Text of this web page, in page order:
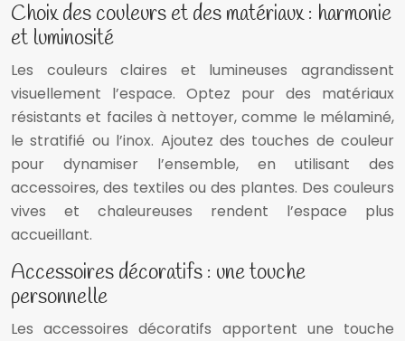
Choix des couleurs et des matériaux : harmonie
et luminosité
Les couleurs claires et lumineuses agrandissent
visuellement l’espace. Optez pour des matériaux
résistants et faciles à nettoyer, comme le mélaminé,
le stratifié ou l’inox. Ajoutez des touches de couleur
pour dynamiser l’ensemble, en utilisant des
accessoires, des textiles ou des plantes. Des couleurs
vives et chaleureuses rendent l’espace plus
accueillant.
Accessoires décoratifs : une touche
personnelle
Les accessoires décoratifs apportent une touche